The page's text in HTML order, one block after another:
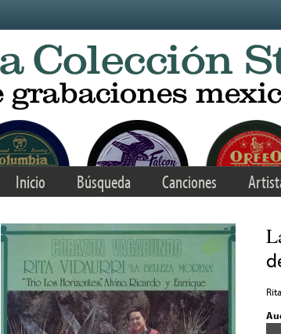
Inicio Búsqueda Canciones